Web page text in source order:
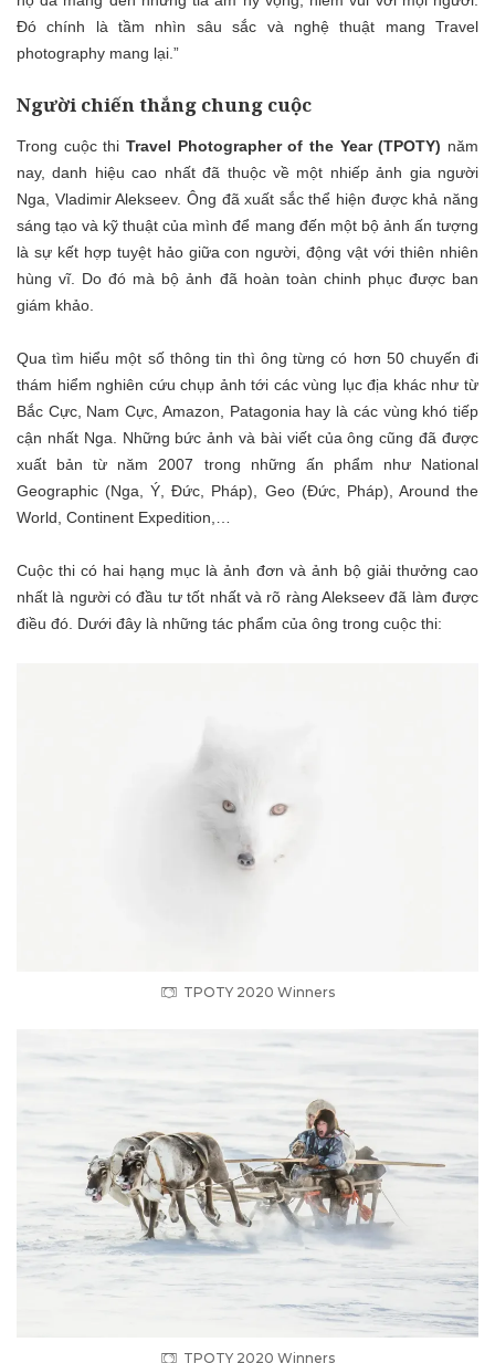
Đó chính là tầm nhìn sâu sắc và nghệ thuật mang Travel
photography mang lại.”
Người chiến thắng chung cuộc
Trong cuộc thi Travel Photographer of the Year (TPOTY) năm
nay, danh hiệu cao nhất đã thuộc về một nhiếp ảnh gia người
Nga, Vladimir Alekseev. Ông đã xuất sắc thể hiện được khả năng
sáng tạo và kỹ thuật của mình để mang đến một bộ ảnh ấn tượng
là sự kết hợp tuyệt hảo giữa con người, động vật với thiên nhiên
hùng vĩ. Do đó mà bộ ảnh đã hoàn toàn chinh phục được ban
giám khảo.
Qua tìm hiểu một số thông tin thì ông từng có hơn 50 chuyến đi
thám hiểm nghiên cứu chụp ảnh tới các vùng lục địa khác như từ
Bắc Cực, Nam Cực, Amazon, Patagonia hay là các vùng khó tiếp
cận nhất Nga. Những bức ảnh và bài viết của ông cũng đã được
xuất bản từ năm 2007 trong những ấn phẩm như National
Geographic (Nga, Ý, Đức, Pháp), Geo (Đức, Pháp), Around the
World, Continent Expedition,…
Cuộc thi có hai hạng mục là ảnh đơn và ảnh bộ giải thưởng cao
nhất là người có đầu tư tốt nhất và rõ ràng Alekseev đã làm được
điều đó. Dưới đây là những tác phẩm của ông trong cuộc thi:
TPOTY 2020 Winners
TPOTY 2020 Winners